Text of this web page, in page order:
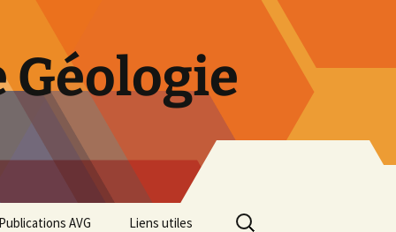
Publications AVG Liens utiles
Rechercher :